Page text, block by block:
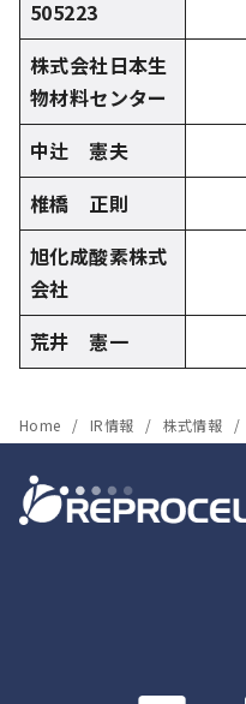
505223
株式会社日本生
物材料センター
中辻 憲夫
椎橋 正則
旭化成酸素株式
会社
荒井 憲一
Home IR情報 株式情報
カ